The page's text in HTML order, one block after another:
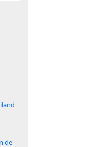
de